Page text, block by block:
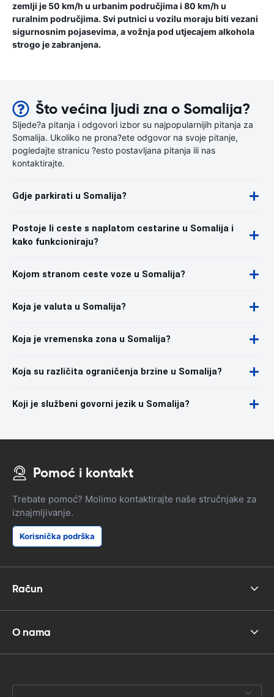
zemlji je 50 km/h u urbanim područjima i 80 km/h u
ruralnim područjima. Svi putnici u vozilu moraju biti vezani
sigurnosnim pojasevima, a vožnja pod utjecajem alkohola
strogo je zabranjena.
Što većina ljudi zna o Somalija?
Sljede?a pitanja i odgovori izbor su najpopularnijih pitanja za
Somalija. Ukoliko ne prona?ete odgovor na svoje pitanje,
pogledajte stranicu ?esto postavljana pitanja ili nas
kontaktirajte.
Gdje parkirati u Somalija?
Postoje li ceste s naplatom cestarine u Somalija i
kako funkcioniraju?
Kojom stranom ceste voze u Somalija?
Koja je valuta u Somalija?
Koja je vremenska zona u Somalija?
Koja su različita ograničenja brzine u Somalija?
Koji je službeni govorni jezik u Somalija?
Pomoć i kontakt
Trebate pomoć? Molimo kontaktirajte naše stručnjake za
iznajmljivanje.
Korisnička podrška
Račun
O nama